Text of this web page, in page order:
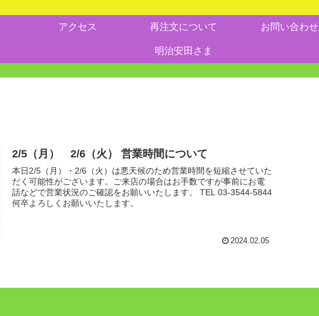
アクセス 再注文について お問い合わせ
明治安田さま
2/5（月） 2/6（火） 営業時間について
本日2/5（月）・2/6（火）は悪天候のため営業時間を短縮させていた
だく可能性がございます。ご来店の場合はお手数ですが事前にお電
話などで営業状況のご確認をお願いいたします。 TEL 03-3544-5844
何卒よろしくお願いいたします。
2024.02.05